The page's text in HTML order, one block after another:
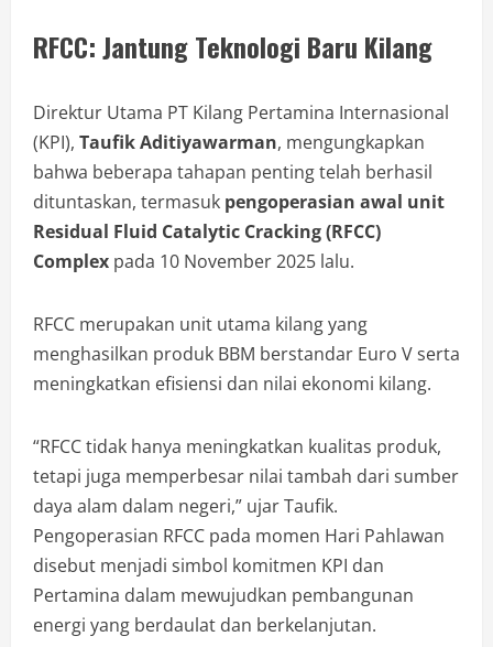
RFCC: Jantung Teknologi Baru Kilang
Direktur Utama PT Kilang Pertamina Internasional
(KPI), Taufik Aditiyawarman, mengungkapkan
bahwa beberapa tahapan penting telah berhasil
dituntaskan, termasuk pengoperasian awal unit
Residual Fluid Catalytic Cracking (RFCC)
Complex pada 10 November 2025 lalu.
RFCC merupakan unit utama kilang yang
menghasilkan produk BBM berstandar Euro V serta
meningkatkan efisiensi dan nilai ekonomi kilang.
“RFCC tidak hanya meningkatkan kualitas produk,
tetapi juga memperbesar nilai tambah dari sumber
daya alam dalam negeri,” ujar Taufik.
Pengoperasian RFCC pada momen Hari Pahlawan
disebut menjadi simbol komitmen KPI dan
Pertamina dalam mewujudkan pembangunan
energi yang berdaulat dan berkelanjutan.